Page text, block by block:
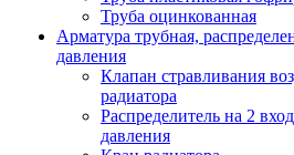
Труба оцинкованная
Арматура трубная,
давления
Клапан стравливания
радиатора
Распределитель на 2
давления